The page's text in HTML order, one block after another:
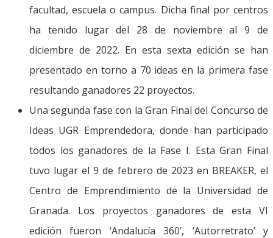
facultad, escuela o campus. Dicha final por centros
ha tenido lugar del 28 de noviembre al 9 de
diciembre de 2022. En esta sexta edición se han
presentado en torno a 70 ideas en la primera fase
resultando ganadores 22 proyectos.
Una segunda fase con la Gran Final del Concurso de
Ideas UGR Emprendedora, donde han participado
todos los ganadores de la Fase I. Esta Gran Final
tuvo lugar el 9 de febrero de 2023 en BREAKER, el
Centro de Emprendimiento de la Universidad de
Granada. Los proyectos ganadores de esta VI
edición fueron ‘Andalucía 360’, ‘Autorretrato’ y